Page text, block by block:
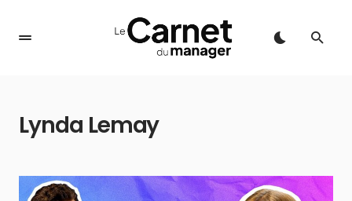
Lynda Lemay